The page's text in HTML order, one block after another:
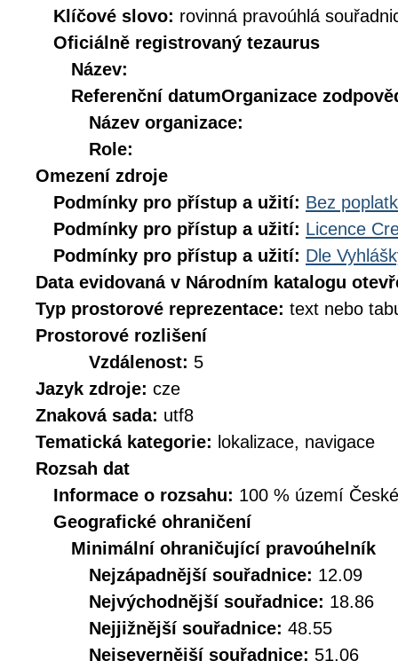
Klíčové slovo: rovinná pravoúhlá
Oficiálně registrovaný tezaurus
Název:
Referenční datumOrganizace
Název organizace:
Role:
Omezení zdroje
Podmínky pro přístup a užití: Bez
Podmínky pro přístup a užití: Licence
Podmínky pro přístup a užití: Dle
Data evidovaná v Národním katalogu
Typ prostorové reprezentace: text nebo
Prostorové rozlišení
Vzdálenost: 5
Jazyk zdroje: cze
Znaková sada: utf8
Tematická kategorie: lokalizace, navigace
Rozsah dat
Informace o rozsahu: 100 % území
Geografické ohraničení
Minimální ohraničující pravoúhelník
Nejzápadnější souřadnice: 12.09
Nejvýchodnější souřadnice: 18.86
Nejjižnější souřadnice: 48.55
Nejsevernější souřadnice: 51.06